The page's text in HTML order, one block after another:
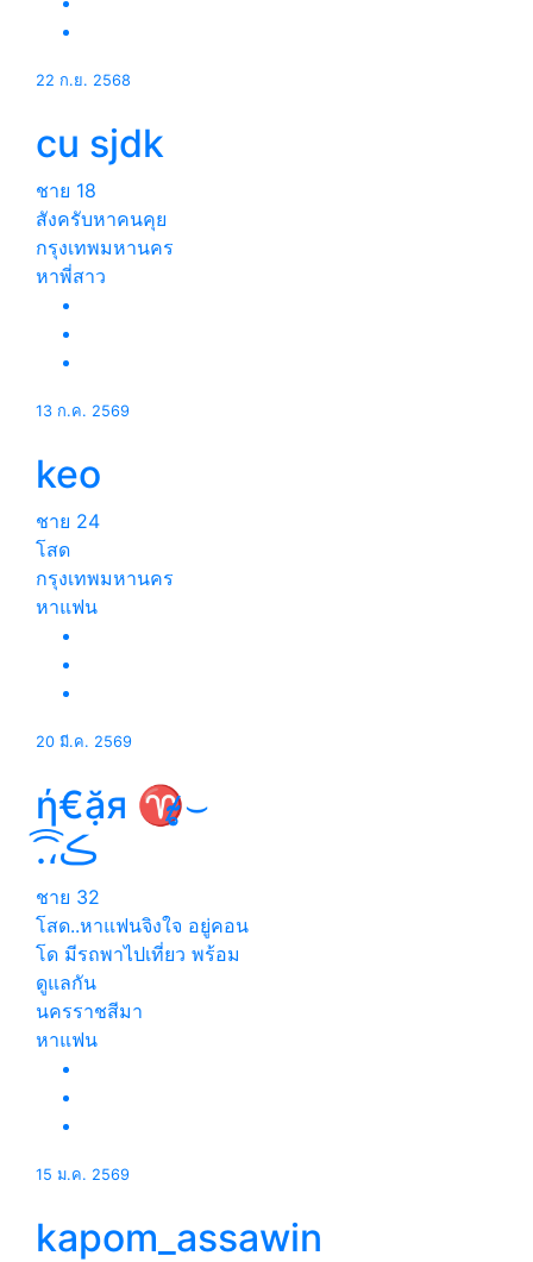
22 ก.ย. 2568
cu sjdk
ชาย 18
สังครับหาคนคุย
กรุงเทพมหานคร
หาพี่สาว
13 ก.ค. 2569
keo
ชาย 24
โสด
กรุงเทพมหานคร
หาแฟน
20 มี.ค. 2569
ή€ặя ♈̷̴̷̴̣̥⌣
.͡،͡ڪ
ชาย 32
โสด..หาแฟนจิงใจ อยู่คอน
โด มีรถพาไปเที่ยว พร้อม
ดูแลกัน
นครราชสีมา
หาแฟน
15 ม.ค. 2569
kapom_assawin